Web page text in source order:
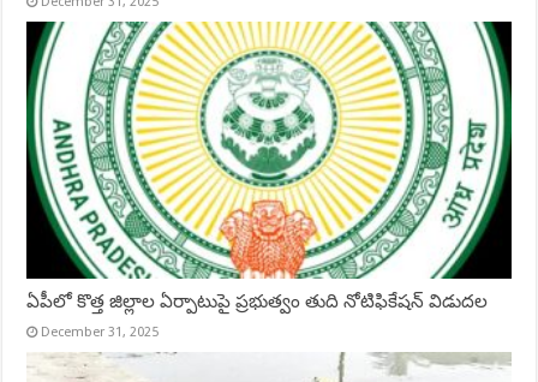
ఏపీలో కొత్త జిల్లాల ఏర్పాటుపై ప్రభుత్వం తుది నోటిఫికేషన్ విడుదల
December 31, 2025